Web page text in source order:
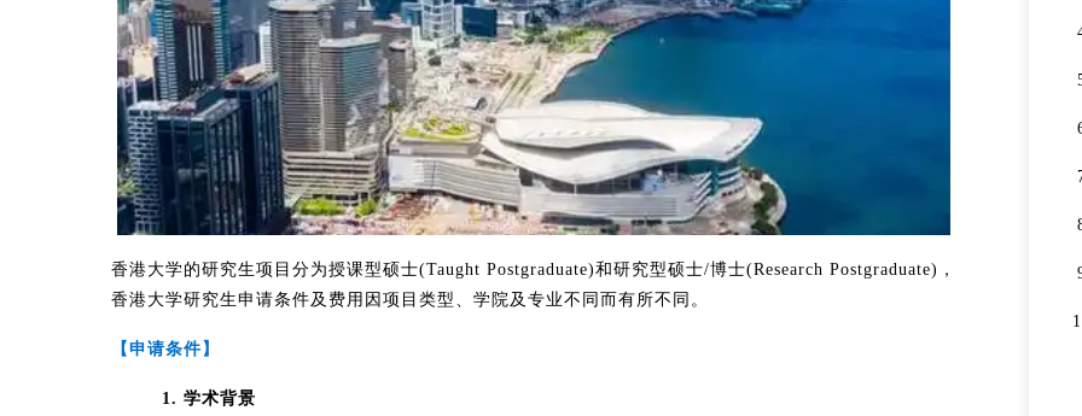
香港大学的研究生项目分为​​授课型硕士(Taught Postgraduate)​​和​​研究型硕士/博士(Research Postgraduate)​​，
香港大学研究生申请条件及费用因项目类型、学院及专业不同而有所不同。
【申请条件】
1. 学术背景​​